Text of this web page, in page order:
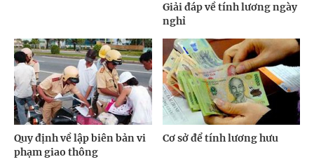
Giải đáp về tính lương ngày
nghỉ
Quy định về lập biên bản vi
phạm giao thông
Cơ sở để tính lương hưu